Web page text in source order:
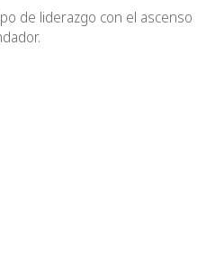
de liderazgo con el ascenso